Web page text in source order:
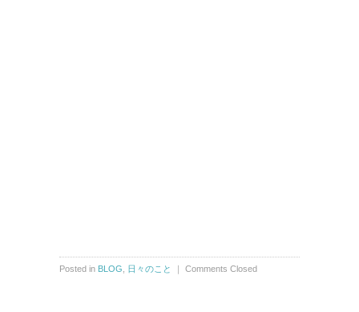
Posted in BLOG 日々のこと Comments Closed